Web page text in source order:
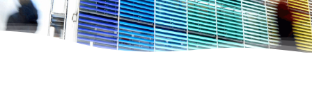
Kontakt und Anfahrt